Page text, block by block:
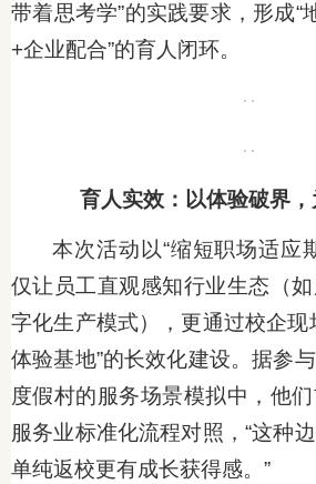
带着思考学”的实践要求，形成“
+企业配合”的育人闭环。
育人实效：以体验破界
本次活动以“缩短职场适应
仅让员工直观感知行业生态（
字化生产模式），更通过校企现
体验基地”的长效化建设。据参
度假村的服务场景模拟中，他
服务业标准化流程对照，“这种
单纯返校更有成长获得感。”